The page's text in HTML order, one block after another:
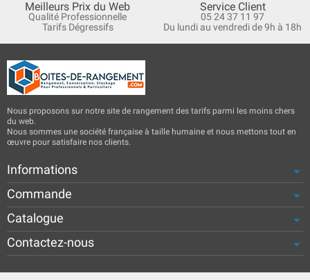
Meilleurs Prix du Web
Qualité Professionnelle
Tarifs Dégressifs
Service Client
05 24 37 11 97
Du lundi au vendredi de 9h à 18h
Nous proposons sur notre site de rangement des tarifs parmi les moins chers
du web.
Nous sommes une société française à taille humaine et nous mettons tout en
œuvre pour satisfaire nos clients.
Informations
Commande
Catalogue
Contactez-nous